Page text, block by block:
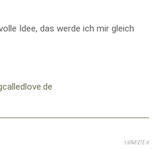
Idee, das werde ich mir gleich
ANTWORTEN